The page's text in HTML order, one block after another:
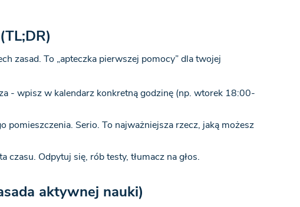
zasad. To „apteczka pierwszej pomocy” dla twojej
- wpisz w kalendarz konkretną godzinę (np. wtorek 18:00-
Serio. To najważniejsza rzecz, jaką możesz
czasu. Odpytuj się, rób testy, tłumacz na głos.
aktywnej nauki)